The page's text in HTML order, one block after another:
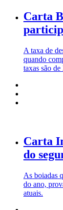
Carta
A taxa de
quando
taxas são
Carta
do
As boiadas
do ano,
atuais.